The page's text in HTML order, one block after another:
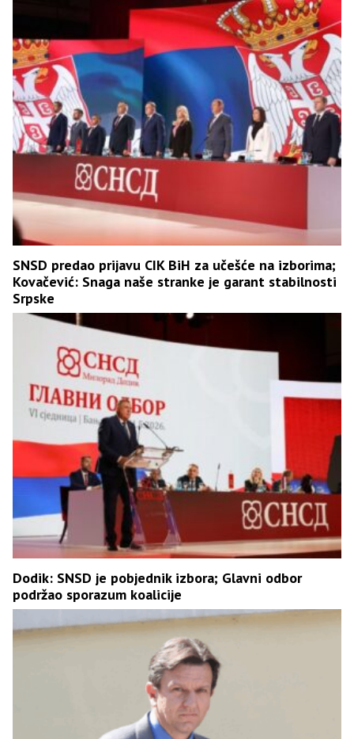
SNSD predao prijavu CIK BiH za učešće na izborima;
Kovačević: Snaga naše stranke je garant stabilnosti
Srpske
Dodik: SNSD je pobjednik izbora; Glavni odbor
podržao sporazum koalicije